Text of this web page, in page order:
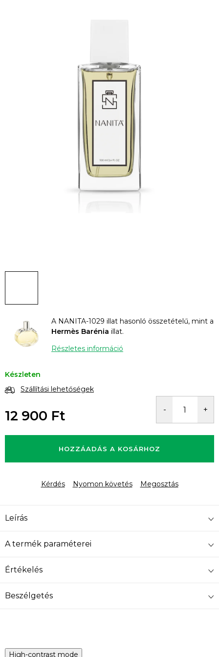
A NANITA-1029 illat hasonló összetételű, mint a
Hermès Barénia illat.
Részletes információ
Készleten
Szállítási lehetőségek
12 900 Ft
HOZZÁADÁS A KOSÁRHOZ
Kérdés Nyomon követés Megosztás
Leírás
A termék paraméterei
Értékelés
Beszélgetés
High-contrast mode